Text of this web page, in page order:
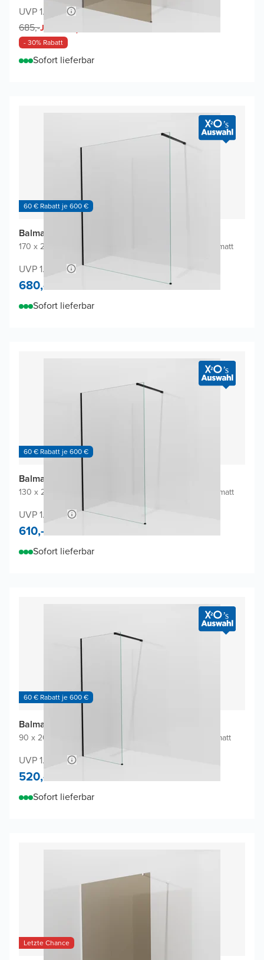
UVP 1.320,-
685,-Jetzt 477,-
- 30% Rabatt
Sofort lieferbar
60 € Rabatt je 600 €
Balmani Modular Walk-In Dusche
170 x 200 cm Klarglas inklusive Coating Profil Schwarz matt
UVP 1.340,-
680,-
Sofort lieferbar
60 € Rabatt je 600 €
Balmani Modular Walk-In Dusche
130 x 200 cm Klarglas inklusive Coating Profil Schwarz matt
UVP 1.200,-
610,-
Sofort lieferbar
60 € Rabatt je 600 €
Balmani Modular Walk-In Dusche
90 x 200 cm Klarglas inklusive Coating Profil Schwarz matt
UVP 1.020,-
520,-
Sofort lieferbar
Letzte Chance